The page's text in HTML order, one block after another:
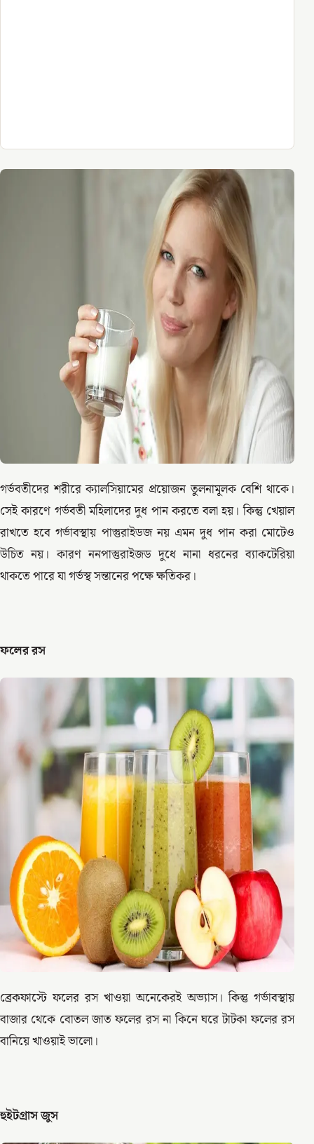
গর্ভবতীদের শরীরে ক্যালসিয়ামের প্রয়োজন তুলনামূলক বেশি থাকে।
সেই কারণে গর্ভবতী মহিলাদের দুধ পান করতে বলা হয়। কিন্তু খেয়াল
রাখতে হবে গর্ভাবস্থায় পাস্তুরাইডজ নয় এমন দুধ পান করা মোটেও
উচিত নয়। কারণ ননপাস্তুরাইজড দুধে নানা ধরনের ব্যাকটেরিয়া
থাকতে পারে যা গর্ভস্থ সন্তানের পক্ষে ক্ষতিকর।
ফলের রস
ব্রেকফাস্টে ফলের রস খাওয়া অনেকেরই অভ্যাস। কিন্তু গর্ভাবস্থায়
বাজার থেকে বোতল জাত ফলের রস না কিনে ঘরে টাটকা ফলের রস
বানিয়ে খাওয়াই ভালো।
হুইটগ্রাস জুস